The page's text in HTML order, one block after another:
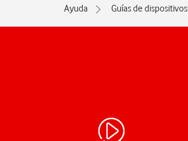
Ayuda Guías de dispositivos